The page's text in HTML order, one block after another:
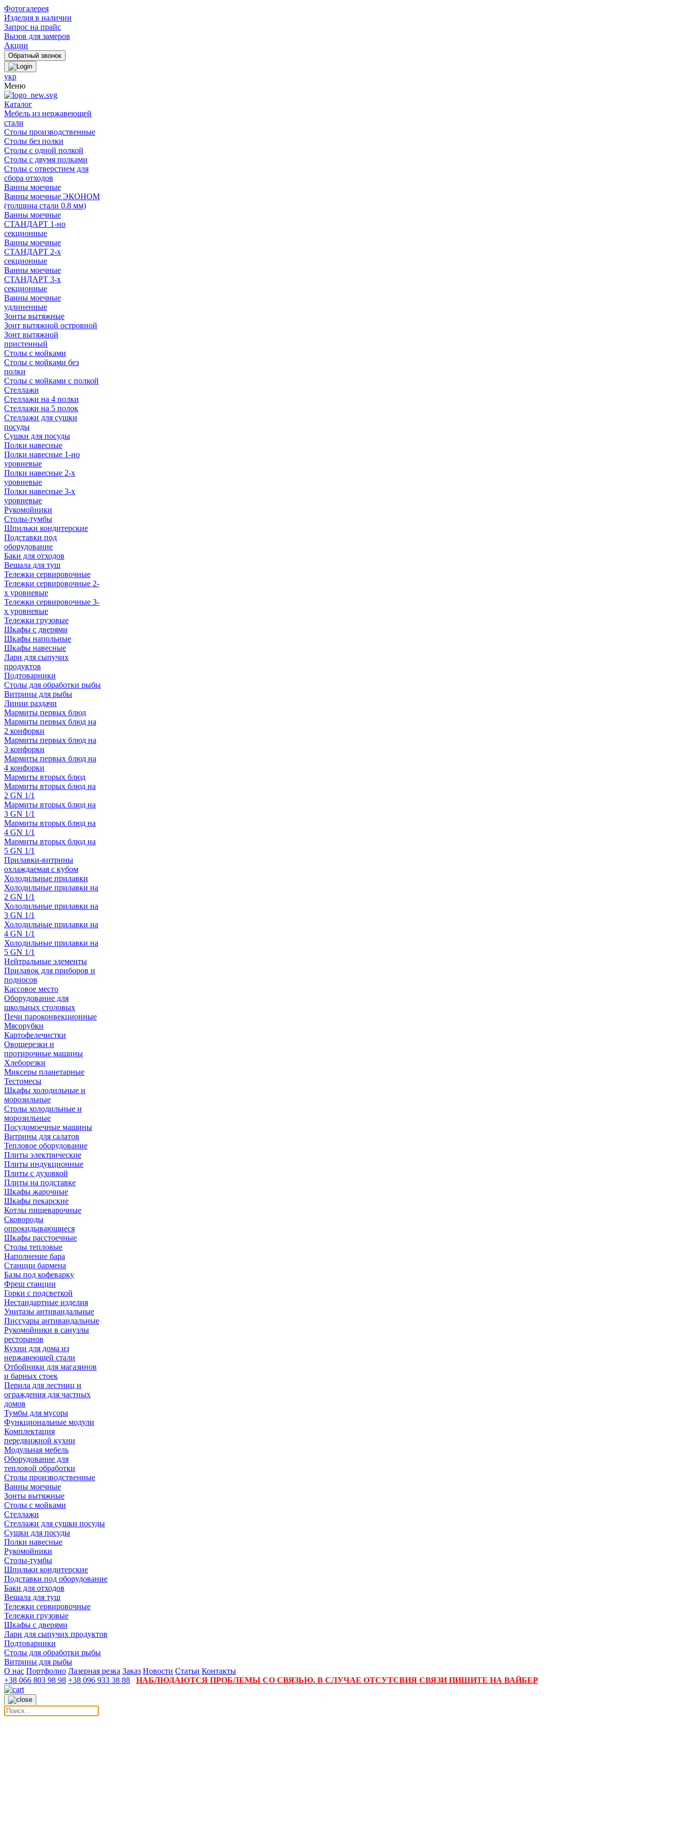
Фотогалерея
Изделия в наличии
Запрос на прайс
Вызов для замеров
Акции
укр
Меню
Каталог
Мебель из нержавеющей
стали
Столы производственные
Столы без полки
Столы с одной полкой
Столы с двумя полками
Столы с отверстием для
сбора отходов
Ванны моечные
Ванны моечные ЭКОНОМ
(толщина стали 0.8 мм)
Ванны моечные
СТАНДАРТ 1-но
секционные
Ванны моечные
СТАНДАРТ 2-х
секционные
Ванны моечные
СТАНДАРТ 3-х
секционные
Ванны моечные
удлиненные
Зонты вытяжные
Зонт вытяжной островной
Зонт вытяжной
пристенный
Столы с мойками
Столы с мойками без
полки
Столы с мойками с полкой
Стеллажи
Стеллажи на 4 полки
Стеллажи на 5 полок
Стеллажи для сушки
посуды
Сушки для посуды
Полки навесные
Полки навесные 1-но
уровневые
Полки навесные 2-х
уровневые
Полки навесные 3-х
уровневые
Рукомойники
Столы-тумбы
Шпильки кондитерские
Подставки под
оборудование
Баки для отходов
Вешала для туш
Тележки сервировочные
Тележки сервировочные 2-
х уровневые
Тележки сервировочные 3-
х уровневые
Тележки грузовые
Шкафы с дверями
Шкафы напольные
Шкафы навесные
Лари для сыпучих
продуктов
Подтоварники
Столы для обработки рыбы
Витрины для рыбы
Линии раздачи
Мармиты первых блюд
Мармиты первых блюд на
2 конфорки
Мармиты первых блюд на
3 конфорки
Мармиты первых блюд на
4 конфорки
Мармиты вторых блюд
Мармиты вторых блюд на
2 GN 1/1
Мармиты вторых блюд на
3 GN 1/1
Мармиты вторых блюд на
4 GN 1/1
Мармиты вторых блюд на
5 GN 1/1
Прилавки-витрины
охлаждаемая с кубом
Холодильные прилавки
Холодильные прилавки на
2 GN 1/1
Холодильные прилавки на
3 GN 1/1
Холодильные прилавки на
4 GN 1/1
Холодильные прилавки на
5 GN 1/1
Нейтральные элементы
Прилавок для приборов и
подносов
Кассовое место
Оборудование для
школьных столовых
Печи пароконвекционные
Мясорубки
Картофелечистки
Овощерезки и
протирочные машины
Хлеборезки
Миксеры планетарные
Тестомесы
Шкафы холодильные и
морозильные
Столы холодильные и
морозильные
Посудомоечные машины
Витрины для салатов
Тепловое оборудование
Плиты электрические
Плиты индукционные
Плиты с духовкой
Плиты на подставке
Шкафы жарочные
Шкафы пекарские
Котлы пищеварочные
Сковороды
опрокидывающиеся
Шкафы расстоечные
Столы тепловые
Наполнение бара
Станции бармена
Базы под кофеварку
Фреш станции
Горки с подсветкой
Нестандартные изделия
Унитазы антивандальные
Писсуары антивандальные
Рукомойники в санузлы
ресторанов
Кухни для дома из
нержавеющей стали
Отбойники для магазинов
и барных стоек
Перила для лестниц и
ограждения для частных
домов
Тумбы для мусора
Функциональные модули
Комплектация
передвижной кухни
Модульная мебель
Оборудование для
тепловой обработки
Столы производственные
Ванны моечные
Зонты вытяжные
Столы с мойками
Стеллажи
Стеллажи для сушки посуды
Сушки для посуды
Полки навесные
Рукомойники
Столы-тумбы
Шпильки кондитерские
Подставки под оборудование
Баки для отходов
Вешала для туш
Тележки сервировочные
Тележки грузовые
Шкафы с дверями
Лари для сыпучих продуктов
Подтоварники
Столы для обработки рыбы
Витрины для рыбы
О нас Портфолио Лазерная резка Заказ Новости Статьи Контакты
+38 066 803 98 98 +38 096 933 38 88 НАБЛЮДАЮТСЯ ПРОБЛЕМЫ СО СВЯЗЬЮ. В СЛУЧАЕ ОТСУТСВИЯ СВЯЗИ ПИШИТЕ НА ВАЙБЕР